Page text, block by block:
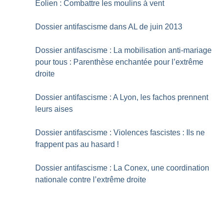
Eolien : Combattre les moulins à vent
Dossier antifascisme dans AL de juin 2013
Dossier antifascisme : La mobilisation anti-mariage
pour tous : Parenthèse enchantée pour l’extrême
droite
Dossier antifascisme : A Lyon, les fachos prennent
leurs aises
Dossier antifascisme : Violences fascistes : Ils ne
frappent pas au hasard !
Dossier antifascisme : La Conex, une coordination
nationale contre l’extrême droite